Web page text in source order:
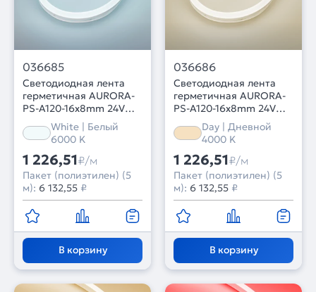
036685
Светодиодная лента
герметичная AURORA-
PS-A120-16x8mm 24V
White6000 (10 W/m,
IP65, 2835, 5m) (Arlight,
Силикон, 2 года)
White | Белый
6000 K
1 226,51₽/м
Пакет (полиэтилен) (5
м): 6 132,55 ₽
В корзину
036686
Светодиодная лента
герметичная AURORA-
PS-A120-16x8mm 24V
Day4000 (10 W/m, IP65,
2835, 5m) (Arlight,
Силикон, 2 года)
Day | Дневной
4000 K
1 226,51₽/м
Пакет (полиэтилен) (5
м): 6 132,55 ₽
В корзину